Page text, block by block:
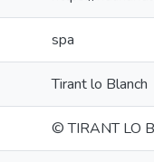
spa
Tirant lo Blanch
© TIRANT LO